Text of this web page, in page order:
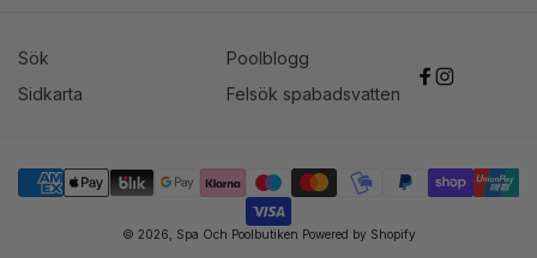
Sök
Poolblogg
Sidkarta
Felsök spabadsvatten Facebook
Instagram
Betalningsmetoder
© 2026, Spa Och Poolbutiken Powered by Shopify